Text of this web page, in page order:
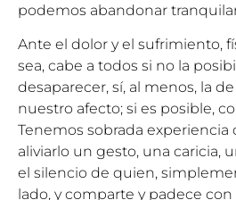
podemos abandonar
Ante el dolor y el sufrimiento,
sea, cabe a todos si no la
desaparecer, sí, al menos, la
nuestro afecto; si es posible,
Tenemos sobrada
aliviarlo un gesto, una caricia,
el silencio de quien,
lado, y comparte y padece